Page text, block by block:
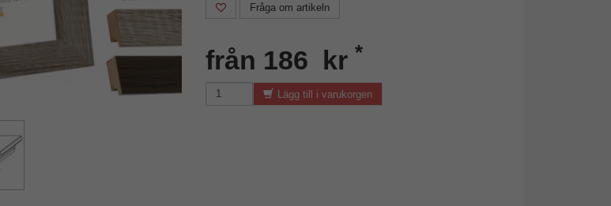
Fråga om artikeln
från 186 kr *
Lägg till i varukorgen